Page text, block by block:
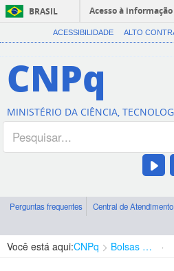
BRASIL
Acesso à informação
ACESSIBILIDADE ALTO
CNPq
MINISTÉRIO DA CIÊNCIA,
Perguntas frequentes Central de Atendimento
Você está aqui:CNPq Bolsas e Auxílios Vigentes